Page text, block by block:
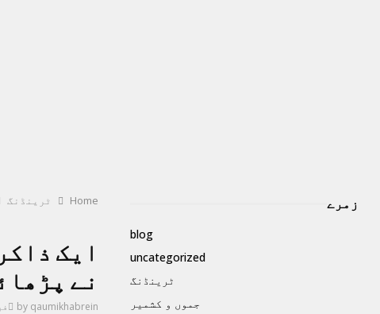
Home ٹرینڈنگ
ایک
نے
by qaumikhabrein
زمرے
blog
uncategorized
ٹرینڈنگ
جموں و کشمیر